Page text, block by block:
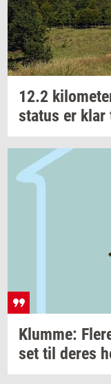
12.2
sta­tus er klar
Klum­me:
set til deres